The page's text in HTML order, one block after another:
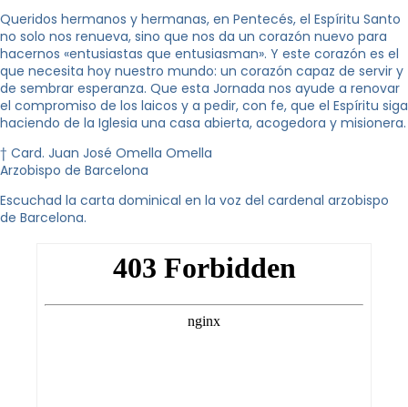
Queridos hermanos y hermanas, en Pentecés, el Espíritu Santo
no solo nos renueva, sino que nos da un corazón nuevo para
hacernos «entusiastas que entusiasman». Y este corazón es el
que necesita hoy nuestro mundo: un corazón capaz de servir y
de sembrar esperanza. Que esta Jornada nos ayude a renovar
el compromiso de los laicos y a pedir, con fe, que el Espíritu siga
haciendo de la Iglesia una casa abierta, acogedora y misionera.
† Card. Juan José Omella Omella
Arzobispo de Barcelona
Escuchad la carta dominical en la voz del cardenal arzobispo
de Barcelona.